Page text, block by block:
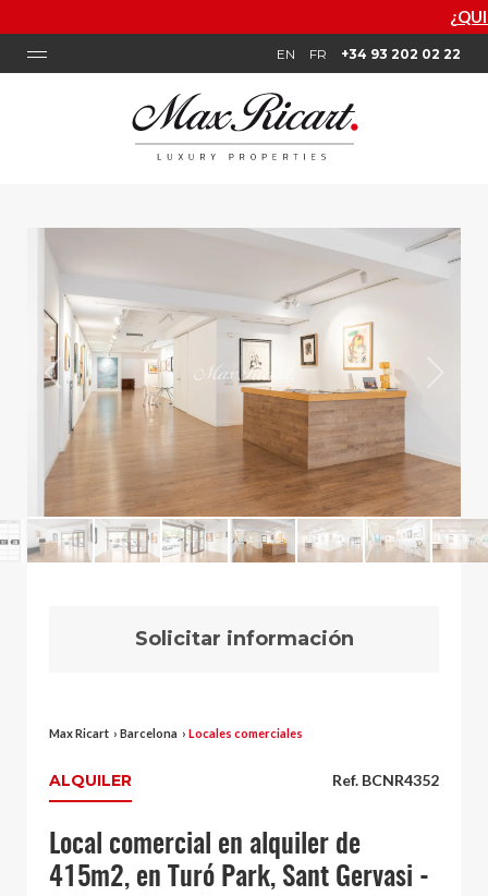
¿QUIERES SABER
EN FR +34 93 202 02 22
Solicitar información
Max Ricart › Barcelona › Locales comerciales
ALQUILER Ref. BCNR4352
Local comercial en alquiler de
415m2, en Turó Park, Sant Gervasi -